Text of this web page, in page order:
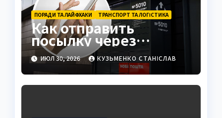
ПОРАДИ ТА ЛАЙФХАКИ ТРАНСПОРТ ТА ЛОГІСТИКА
Как отправить
посылку через
постамат: полная
инструкция 2026
ИЮЛ 30, 2026 КУЗЬМЕНКО СТАНІСЛАВ